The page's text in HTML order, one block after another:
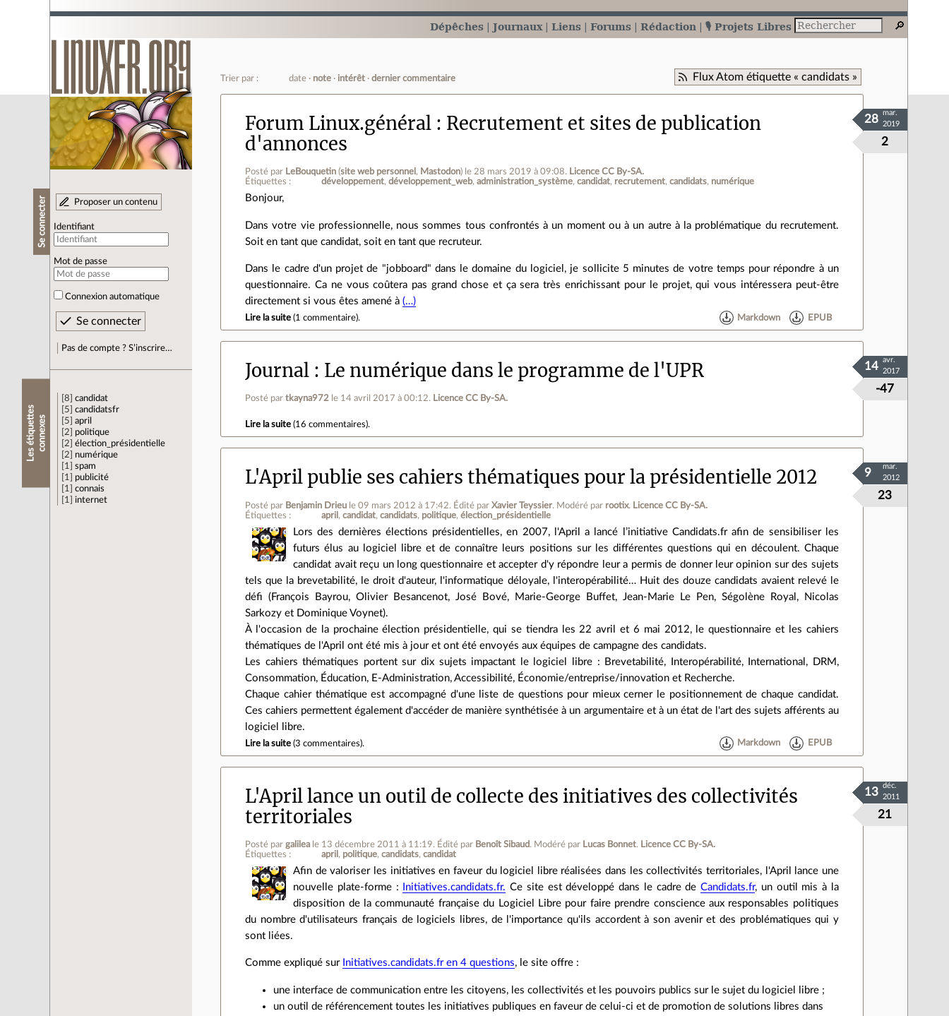
Dépêches Journaux Liens Forums Rédaction 🎙️ Projets Libres
Se connecter Proposer un contenu
Identifiant
Mot de passe
Connexion automatique
Pas de compte ? S’inscrire…
L
e
s
é
t
i
q
u
e
tt
e
s
c
o
n
n
e
x
es
8
candidat
5
candidatsfr
5
april
2
politique
2
élection_présidentielle
2
numérique
1
spam
1
publicité
1
connais
1
internet
Flux Atom étiquette « candidats »
Trier par : date note intérêt dernier commentaire
Forum Linux.général
Recrutement et sites de publication
d'annonces
Posté par LeBouquetin (site web personnel , Mastodon) le 28 mars 2019 à 09:08. Licence CC By‑SA.
Étiquettes :
développement développement_web administration_système candidat recrutement candidats numérique
2
28
mar.
2019
Bonjour,
Dans votre vie professionnelle, nous sommes tous confrontés à un moment ou à un autre à la problématique du recrutement.
Soit en tant que candidat, soit en tant que recruteur.
Dans le cadre d'un projet de "jobboard" dans le domaine du logiciel, je sollicite 5 minutes de votre temps pour répondre à un
questionnaire. Ca ne vous coûtera pas grand chose et ça sera très enrichissant pour le projet, qui vous intéressera peut-être
directement si vous êtes amené à(…)
Lire la suite (1 commentaire). Markdown EPUB
Journal Le numérique dans le programme de l'UPR
Posté partkayna972 le 14 avril 2017 à 00:12. Licence CC By‑SA.
-47
14
avr.
2017
Lire la suite (16 commentaires).
L'April publie ses cahiers thématiques pour la présidentielle 2012
Posté par Benjamin Drieu le 09 mars 2012 à 17:42. Édité par Xavier Teyssier. Modéré par rootix. Licence CC By‑SA.
Étiquettes :
april candidat candidats politique élection_présidentielle
23
9
mar.
2012
Lors des dernières élections présidentielles, en 2007, l'April a lancé l’initiative Candidats.fr afin de sensibiliser les
futurs élus au logiciel libre et de connaître leurs positions sur les différentes questions qui en découlent. Chaque
candidat avait reçu un long questionnaire et accepter d'y répondre leur a permis de donner leur opinion sur des sujets
tels que la brevetabilité, le droit d'auteur, l'informatique déloyale, l'interopérabilité… Huit des douze candidats avaient relevé le
défi (François Bayrou, Olivier Besancenot, José Bové, Marie-George Buffet, Jean-Marie Le Pen, Ségolène Royal, Nicolas
Sarkozy et Dominique Voynet).
À l'occasion de la prochaine élection présidentielle, qui se tiendra les 22 avril et 6 mai 2012, le questionnaire et les cahiers
thématiques de l'April ont été mis à jour et ont été envoyés aux équipes de campagne des candidats.
Les cahiers thématiques portent sur dix sujets impactant le logiciel libre : Brevetabilité, Interopérabilité, International, DRM,
Consommation, Éducation, E-Administration, Accessibilité, Économie/entreprise/innovation et Recherche.
Chaque cahier thématique est accompagné d'une liste de questions pour mieux cerner le positionnement de chaque candidat.
Ces cahiers permettent également d'accéder de manière synthétisée à un argumentaire et à un état de l'art des sujets afférents au
logiciel libre.
Lire la suite (3 commentaires). Markdown EPUB
L'April lance un outil de collecte des initiatives des collectivités
territoriales
Posté pargalilea le 13 décembre 2011 à 11:19. Édité par Benoît Sibaud. Modéré par Lucas Bonnet. Licence CC By‑SA.
Étiquettes :
april politique candidats candidat
21
13
déc.
2011
Afin de valoriser les initiatives en faveur du logiciel libre réalisées dans les collectivités territoriales, l'April lance une
nouvelle plate-forme :
Initiatives.candidats.fr. Ce site est développé dans le cadre deCandidats.fr, un outil mis à la
disposition de la communauté française du Logiciel Libre pour faire prendre conscience aux responsables politiques
du nombre d'utilisateurs français de logiciels libres, de l'importance qu'ils accordent à son avenir et des problématiques qui y
sont liées.
Comme expliqué sur Initiatives.candidats.fr en 4 questions, le site offre :
une interface de communication entre les citoyens, les collectivités et les pouvoirs publics sur le sujet du logiciel libre ;
un outil de référencement toutes les initiatives publiques en faveur de celui-ci et de promotion de solutions libres dans